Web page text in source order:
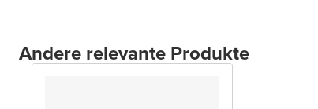
Andere relevante Produkte